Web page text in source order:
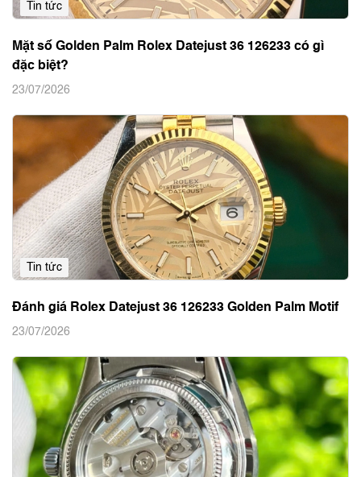
Tin tức
Mặt số Golden Palm Rolex Datejust 36 126233 có gì
đặc biệt?
23/07/2026
Tin tức
Đánh giá Rolex Datejust 36 126233 Golden Palm Motif
23/07/2026